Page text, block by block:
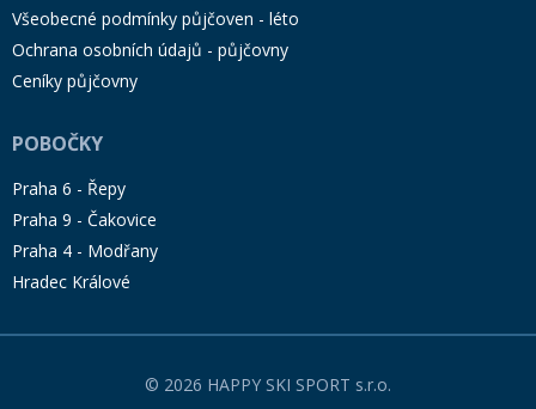
Všeobecné podmínky půjčoven - léto
Ochrana osobních údajů - půjčovny
Ceníky půjčovny
POBOČKY
Praha 6 - Řepy
Praha 9 - Čakovice
Praha 4 - Modřany
Hradec Králové
© 2026 HAPPY SKI SPORT s.r.o.